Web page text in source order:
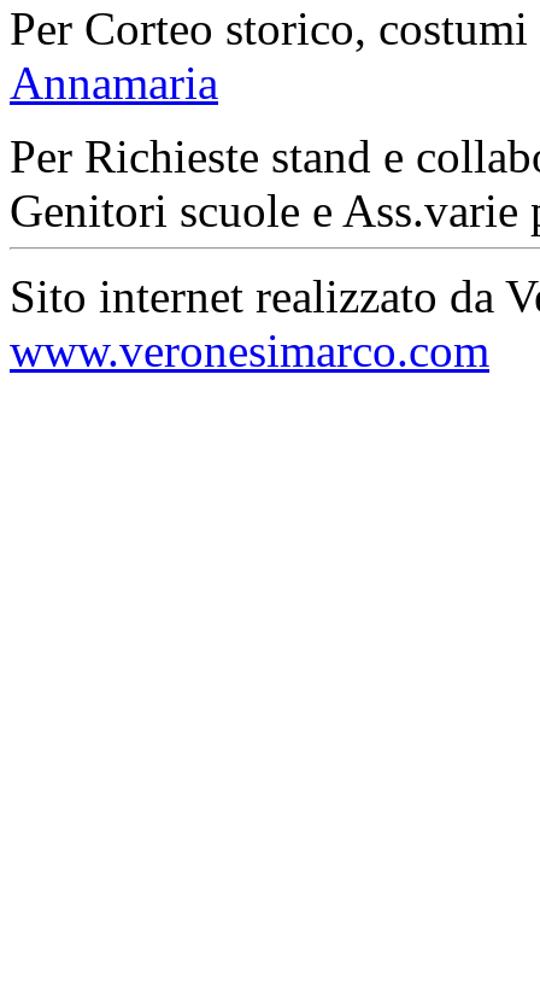
Per Corteo storico,
Annamaria
Per Richieste stand e
Genitori scuole e Ass.varie
Sito internet realizzato da
www.veronesimarco.com